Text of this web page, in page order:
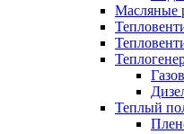
Масляные
Теплый